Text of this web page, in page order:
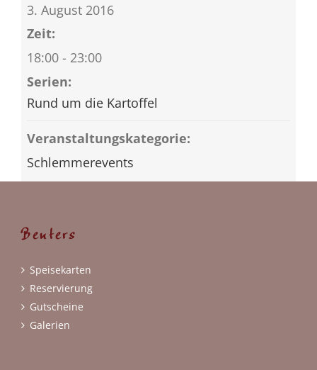
3. August 2016
Zeit:
18:00 - 23:00
Serien:
Rund um die Kartoffel
Veranstaltungskategorie:
Schlemmerevents
Benters
Speisekarten
Reservierung
Gutscheine
Galerien